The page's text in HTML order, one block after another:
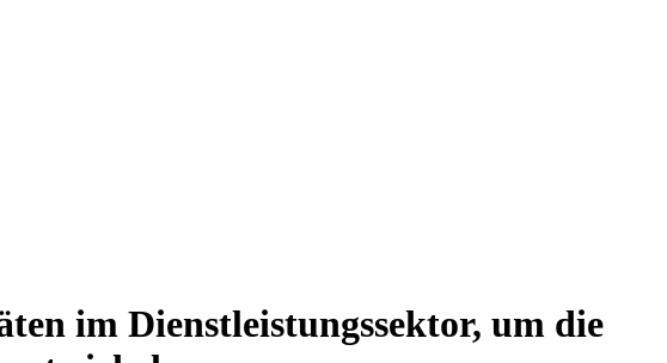
im Dienstleistungssektor, um die